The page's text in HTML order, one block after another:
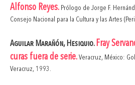
Alfonso Reyes. Prólogo de Jorge F.
Consejo Nacional para la Cultura y las Artes
Aguilar Marañón, Hesiquio.Fray
curas fuera de serie. Veracruz, México:
Veracruz, 1993.